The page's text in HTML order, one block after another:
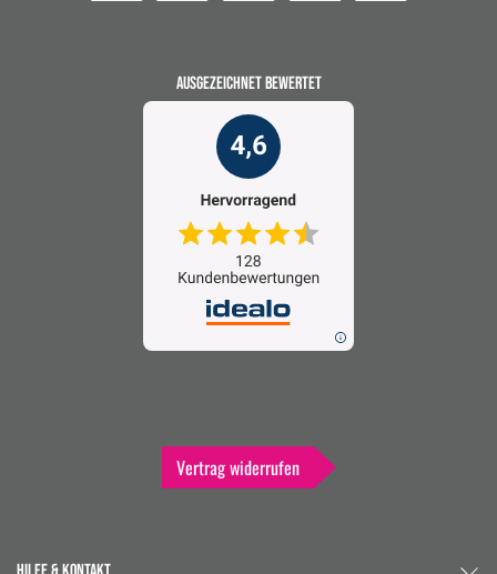
AUSGEZEICHNET BEWERTET
Vertrag widerrufen